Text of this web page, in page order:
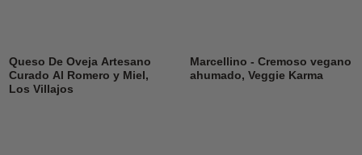
Queso De Oveja Artesano
Curado Al Romero y Miel,
Los Villajos
Marcellino - Cremoso vegano
ahumado, Veggie Karma